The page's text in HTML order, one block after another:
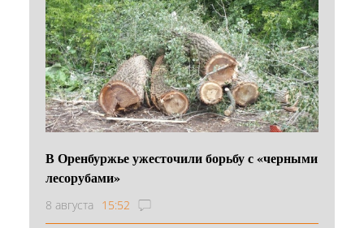
В Оренбуржье ужесточили борьбу с «черными
лесорубами»
8 августа 15:52